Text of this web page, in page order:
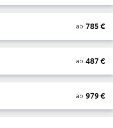
ab 785 €
ab 487 €
ab 979€